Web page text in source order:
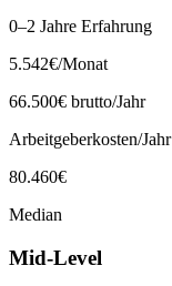
0–2 Jahre Erfahrung
5.542€/Monat
66.500€ brutto/Jahr
Arbeitgeberkosten/Jahr
80.460€
Median
Mid-Level